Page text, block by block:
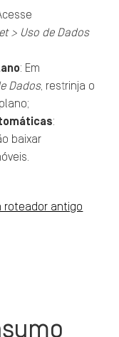
> Uso de Dados
: Em
Dados, restrinja o
:
baixar
roteador antigo